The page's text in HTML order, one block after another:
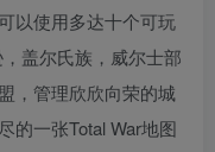
以使用多达十个可玩
盖尔氏族，威尔士部
，管理欣欣向荣的城
的一张Total War地图